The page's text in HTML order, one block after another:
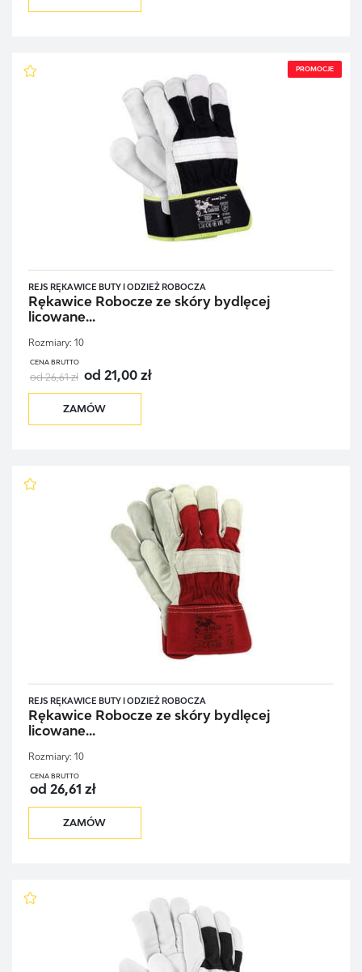
PROMOCJE
REJS RĘKAWICE BUTY I ODZIEŻ ROBOCZA
Rękawice Robocze ze skóry bydlęcej
licowane...
Rozmiary: 10
CENA BRUTTO
od 26,61 zł od 21,00 zł
ZAMÓW
REJS RĘKAWICE BUTY I ODZIEŻ ROBOCZA
Rękawice Robocze ze skóry bydlęcej
licowane...
Rozmiary: 10
CENA BRUTTO
od 26,61 zł
ZAMÓW